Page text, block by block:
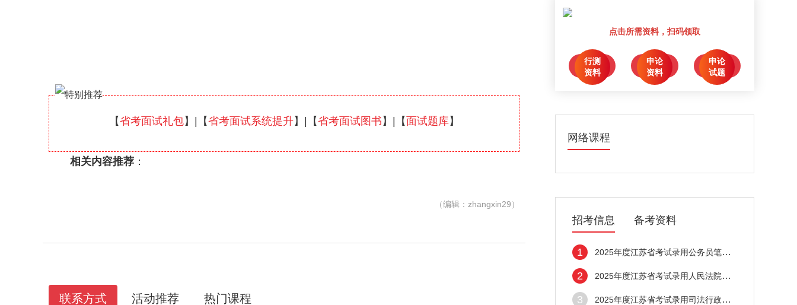
【省考面试礼包】|【省考面试系统提升】|【省考面试图书 】|【 面试题库】
相关内容推荐 ：
（编辑：zhangxin29）
联系方式 活动推荐 热门课程
点击所需资料，扫码领取
行测
资料
点击领取
申论
资料
点击领取
申论
试题
点击领取
网络课程
招考信息 备考资料
1 2025年度江苏省考试录用公务员笔试考生作答
2 2025年度江苏省考试录用人民法院法官助理、
3 2025年度江苏省考试录用司法行政系统公务员